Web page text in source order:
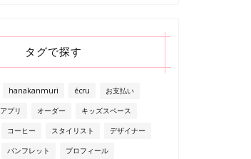
タグで探す
hanakanmuri écru
お支払い
アプリ オーダー
キッズスペース
コーヒー スタイリスト
デザイナー
パンフレット
プロフィール